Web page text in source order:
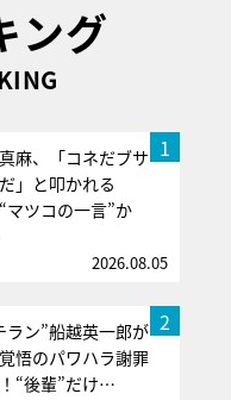
ング
1
麻、「コネだブサ
」と叩かれる
ツコの一言”か
2026.08.05
2
ラン”船越英一郎が
悟のパワハラ謝罪
“後輩”だけ…